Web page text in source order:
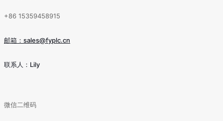
+86 15359458915
邮箱：sales@fyplc.cn
联系人：Lily
微信二维码